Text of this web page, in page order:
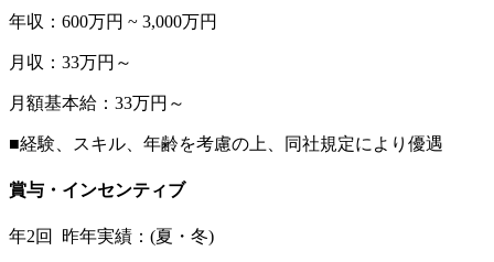
年収：600万円 ~ 3,000万円
月収：33万円～
月額基本給：33万円～
■経験、スキル、年齢を考慮の上、同社規定により優遇
賞与・インセンティブ
年2回 昨年実績：(夏・冬)